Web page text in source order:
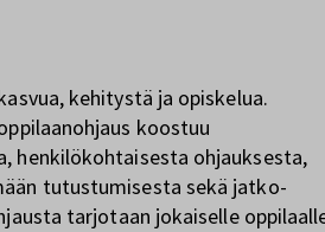
kehitystä ja opiskelua.
koostuu
henkilökohtaisesta ohjauksesta,
tutustumisesta sekä jatko-
tarjotaan jokaiselle